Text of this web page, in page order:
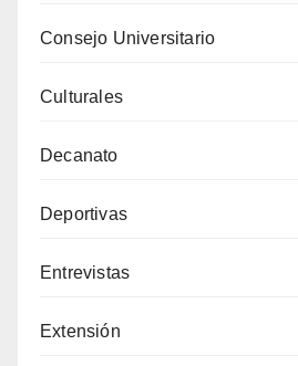
Consejo Universitario
Culturales
Decanato
Deportivas
Entrevistas
Extensión